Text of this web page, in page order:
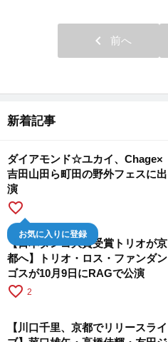
chevron_left 前へ
新着記事
ダイアモンド☆ユカイ、Chage×
吉田山田ら町田の野外フェスに出
演
favorite_border
お気に入りに登録
【日本タンゴ大賞受賞トリオが京
都へ】トリオ・ロス・ファンダン
ゴスが10月9日にRAGで公演
favorite_border 2
【川口千里、京都でリリースライ